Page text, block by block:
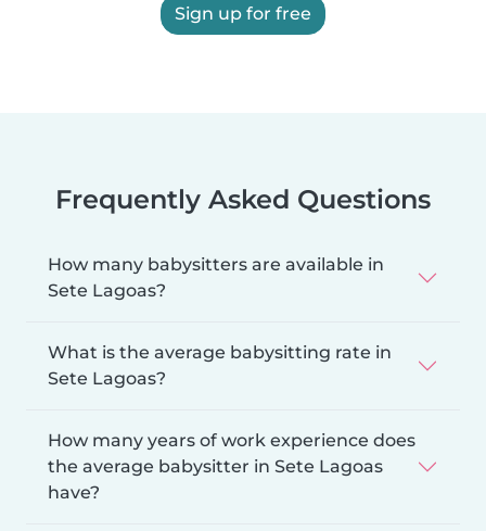
Sign up for free
Frequently Asked Questions
How many babysitters are available in
Sete Lagoas?
What is the average babysitting rate in
Sete Lagoas?
How many years of work experience does
the average babysitter in Sete Lagoas
have?